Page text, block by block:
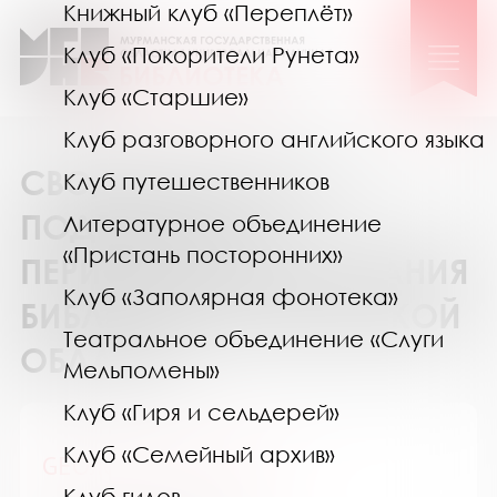
Книжный клуб «Переплёт»
Клуб «Покорители Рунета»
Клуб «Старшие»
Клуб разговорного английского языка
Клуб путешественников
Литературное объединение
«Пристань посторонних»
Клуб «Заполярная фонотека»
Театральное объединение «Слуги
Мельпомены»
Клуб «Гиря и сельдерей»
Клуб «Семейный архив»
СВОДНЫЙ КАТАЛОГ
ПОДПИСКИ НА
ПЕРИОДИЧЕСКИЕ ИЗДАНИЯ
БИБЛИОТЕК МУРМАНСКОЙ
ОБЛАСТИ
GEOленок / ГЕОленок